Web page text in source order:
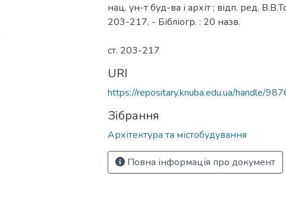
нац. ун-т буд-ва і архіт ; відп. ред.
203-217. - Бібліогр. : 20 назв.
ст. 203-217
URI
https://repositary.knuba.edu.ua/handle/
Зібрання
Архітектура та містобудування
Повна інформація про документ